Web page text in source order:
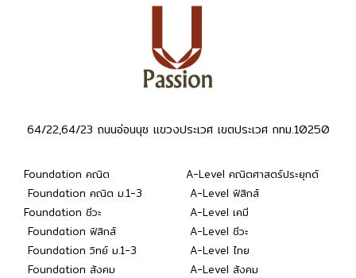
64/22,64/23 ถนนอ่อนนุช แขวงประเวศ เขตประเวศ กทม.10250
Foundation คณิต
Foundation คณิต ม.1-3
Foundation ชีวะ
Foundation ฟิสิกส์
Foundation วิทย์ ม.1-3
Foundation สังคม
A-Level คณิตศาสตร์ประยุกต์
A-Level ฟิสิกส์
A-Level เคมี
A-Level ชีวะ
A-Level ไทย
A-Level สังคม